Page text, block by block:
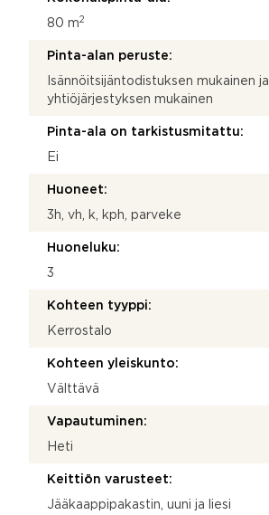
80 m2
Pinta-alan peruste:
Isännöitsijäntodistuksen mukainen ja
yhtiöjärjestyksen mukainen
Pinta-ala on tarkistusmitattu:
Ei
Huoneet:
3h, vh, k, kph, parveke
Huoneluku:
3
Kohteen tyyppi:
Kerrostalo
Kohteen yleiskunto:
Välttävä
Vapautuminen:
Heti
Keittiön varusteet:
Jääkaappipakastin, uuni ja liesi